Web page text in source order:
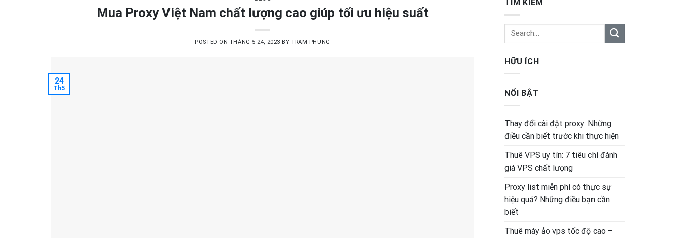
Mua Proxy Việt Nam chất lượng cao giúp tối ưu hiệu suất
POSTED ON THÁNG 5 24, 2023 BYTRAM PHUNG
24
Th5
TÌM KIẾM
HỮU ÍCH
NỔI BẬT
Thay đổi cài đặt proxy: Những
điều cần biết trước khi thực hiện
Thuê VPS uy tín: 7 tiêu chí đánh
giá VPS chất lượng
Proxy list miễn phí có thực sự
hiệu quả? Những điều bạn cần
biết
Thuê máy ảo vps tốc độ cao –